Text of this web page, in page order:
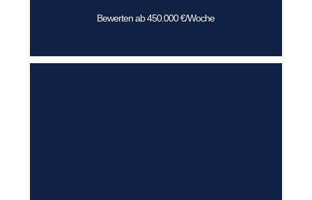
Bewerten ab 450.000 €/Woche